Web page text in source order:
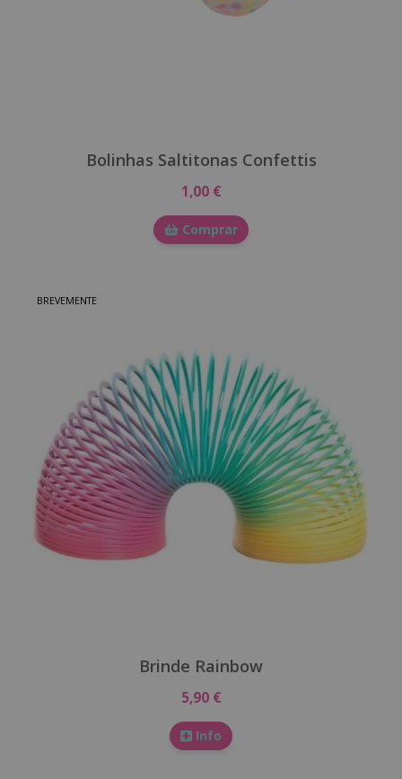
Bolinhas Saltitonas Confettis
1,00 €
Comprar
BREVEMENTE
Brinde Rainbow
5,90 €
Info